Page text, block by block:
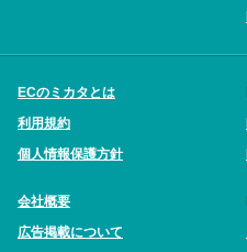
ECのミカタとは
利用規約
個人情報保護方針
会社概要
広告掲載について